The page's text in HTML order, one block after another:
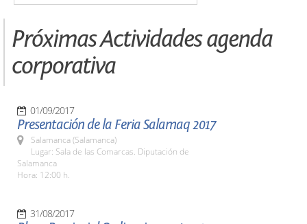
Próximas Actividades agenda
corporativa
01/09/2017
Presentación de la Feria Salamaq 2017
Salamanca (Salamanca)
Lugar: Sala de las Comarcas. Diputación de
Salamanca
Hora: 12:00 h.
31/08/2017